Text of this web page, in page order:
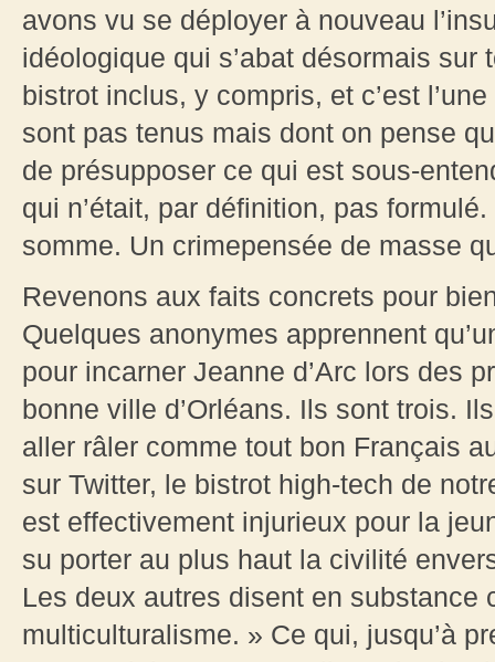
avons vu se déployer à nouveau
idéologique qui s’abat désormais
bistrot inclus, y compris, et c’est
sont pas tenus mais dont on pense
de présupposer ce qui est sous-
qui n’était, par définition, pas
somme. Un crimepensée de masse
Revenons aux faits concrets pour
Quelques anonymes apprennent
pour incarner Jeanne d’Arc lors des
bonne ville d’Orléans. Ils sont trois.
aller râler comme tout bon Français
sur Twitter, le bistrot high-tech de
est effectivement injurieux pour la
su porter au plus haut la civilité
Les deux autres disent en substance
multiculturalisme. » Ce qui, jusqu’à